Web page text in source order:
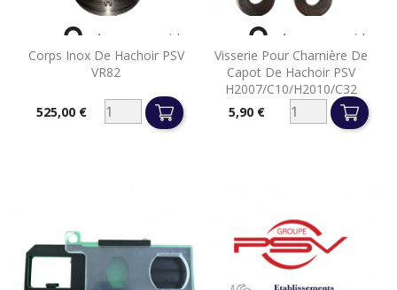
Corps Inox De Hachoir PSV
VR82
Prix525,00 €
 Aperçu rapide
Visserie Pour Charnière De
Capot De Hachoir PSV
H2007/C10/H2010/C32
5,90 €
 Aperçu rapide